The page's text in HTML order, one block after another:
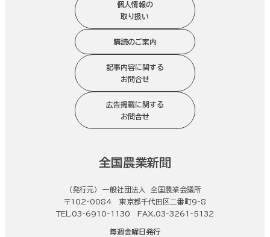
個人情報の
取り扱い
購読のご案内
記事内容に関する
お問合せ
広告掲載に関する
お問合せ
全国農業新聞
（発行元） 一般社団法人 全国農業会議所
〒102-0084 東京都千代田区二番町9-8
ＴＥＬ.03-6910-1130 FAX.03-3261-5132
毎週金曜日発行